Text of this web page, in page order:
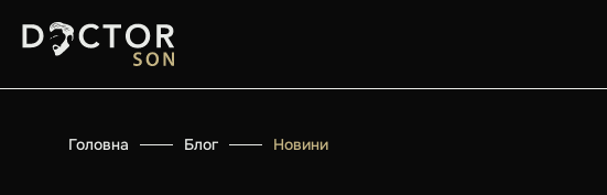
Головна Блог Новини